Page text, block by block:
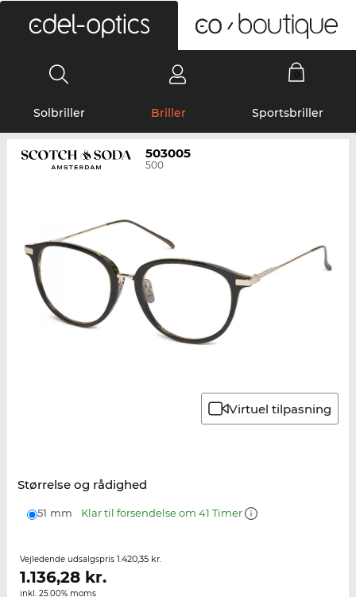
Solbriller Briller Sportsbriller
503005
500
Virtuel tilpasning
Størrelse og rådighed
51 mm Klar til forsendelse om 41 Timer
Vejledende udsalgspris 1.420,35 kr.
1.136,28kr.
inkl. 25.00% moms